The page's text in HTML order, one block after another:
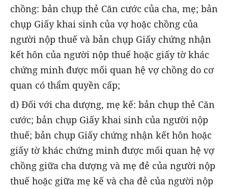
chồng: bản chụp thẻ Căn cước của cha, mẹ; bản
chụp Giấy khai sinh của vợ hoặc chồng của
người nộp thuế và bản chụp Giấy chứng nhận
kết hôn của người nộp thuế hoặc giấy tờ khác
chứng minh được mối quan hệ vợ chồng do cơ
quan có thẩm quyền cấp;
d) Đối với cha dượng, mẹ kế: bản chụp thẻ Căn
cước; bản chụp Giấy khai sinh của người nộp
thuế; bản chụp Giấy chứng nhận kết hôn hoặc
giấy tờ khác chứng minh được mối quan hệ vợ
chồng giữa cha dượng và mẹ đẻ của người nộp
thuế hoặc giữa mẹ kế và cha đẻ của người nộp